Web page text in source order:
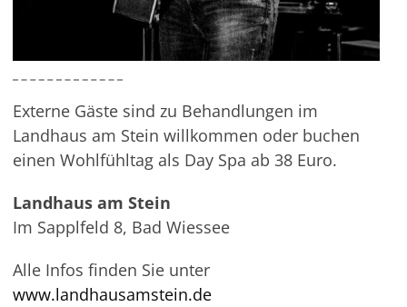
Externe Gäste sind zu Behandlungen im
Landhaus am Stein willkommen oder buchen
einen Wohlfühltag als Day Spa ab 38 Euro.
Landhaus am Stein
Im Sapplfeld 8, Bad Wiessee
Alle Infos finden Sie unter
www.landhausamstein.de